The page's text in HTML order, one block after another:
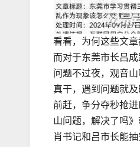
看看，为何这些文
而对于东莞市长吕
问题不过夜，观音
真干，遇到问题就
前赶，争分夺秒抢
山问题，解决了吗
肖书记和吕市长能